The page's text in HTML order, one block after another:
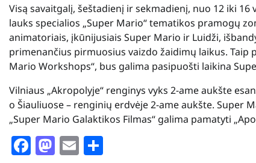
Visą savaitgalį, šeštadienį ir sekmadienį, nuo 12 iki
lauks specialios „Super Mario“ tematikos pramogų
animatoriais, įkūnijusiais Super Mario ir Luidži,
primenančius pirmuosius vaizdo žaidimų laikus. Taip
Mario Workshops“, bus galima pasipuošti laikina
Vilniaus „Akropolyje“ renginys vyks 2-ame aukšte
o Šiauliuose – renginių erdvėje 2-ame aukšte. Super
„Super Mario Galaktikos Filmas“ galima pamatyti
Facebook
Mastodon
Email